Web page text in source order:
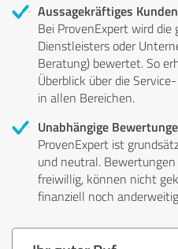
Aussagekräftiges
Bei ProvenExpert wird
Dienstleisters oder
Beratung) bewertet. So
Überblick über die
in allen Bereichen.
Unabhängige
ProvenExpert ist
und neutral.
freiwillig, können nicht
finanziell noch